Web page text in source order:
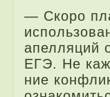
— Скоро
апелляций
ЕГЭ. Не
ние